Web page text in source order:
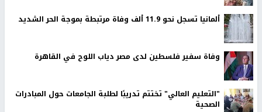
ألمانيا تسجل نحو 11.9 ألف وفاة مرتبطة بموجة الحر الشديد
وفاة سفير فلسطين لدى مصر دياب اللوح في القاهرة
"التعليم العالي" تختتم تدريبًا لطلبة الجامعات حول المبادرات
الصحية